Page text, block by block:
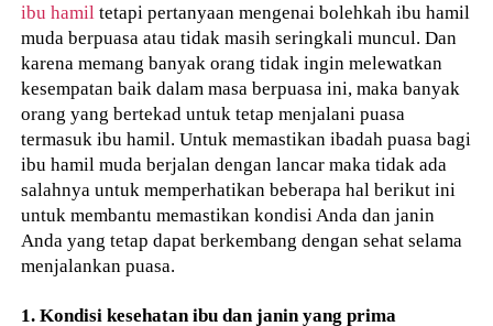
ibu hamil tetapi pertanyaan mengenai bolehkah ibu hamil
muda berpuasa atau tidak masih seringkali muncul. Dan
karena memang banyak orang tidak ingin melewatkan
kesempatan baik dalam masa berpuasa ini, maka banyak
orang yang bertekad untuk tetap menjalani puasa
termasuk ibu hamil. Untuk memastikan ibadah puasa bagi
ibu hamil muda berjalan dengan lancar maka tidak ada
salahnya untuk memperhatikan beberapa hal berikut ini
untuk membantu memastikan kondisi Anda dan janin
Anda yang tetap dapat berkembang dengan sehat selama
menjalankan puasa.
1. Kondisi kesehatan ibu dan janin yang prima